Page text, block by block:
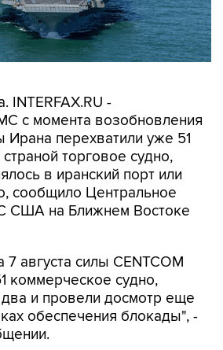
INTERFAX.RU -
с момента возобновления
Ирана перехватили уже 51
торговое судно,
в иранский порт или
сообщило Центральное
США на Ближнем Востоке
августа силы CENTCOM
коммерческое судно,
и провели досмотр еще
обеспечения блокады", -